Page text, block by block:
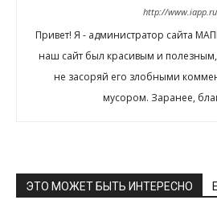
http://www.iapp.ru
Привет! Я - администратор сайта
наш сайт был красивым и полезным,
не засоряй его злобными
мусором. Заранее,
ЭТО МОЖЕТ БЫТЬ ИНТЕРЕСНО